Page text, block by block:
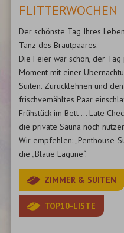
FLITTERWOCHEN
Der schönste Tag Ihres
Tanz des Brautpaares.
Die Feier war schön, der
Moment mit einer
Suiten. Zurücklehnen und
frischvemähltes Paar
Frühstück im Bett ... Late
die private Sauna noch
Wir empfehlen: „Penthouse-
die „Blaue Lagune“.
ZIMMER & SUITEN
TOP10-LISTE